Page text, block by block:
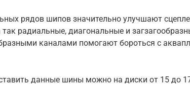
рядов шипов значительно улучшают
радиальные, диагональные и
каналами помогают бороться с
данные шины можно на диски от 15 до